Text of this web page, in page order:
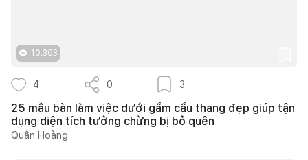
10.363
4 0 3
25 mẫu bàn làm việc dưới gầm cầu thang đẹp giúp tận
dụng diện tích tưởng chừng bị bỏ quên
Quân Hoàng